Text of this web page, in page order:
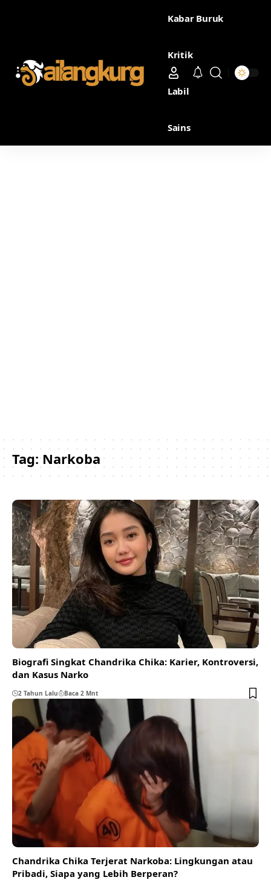
Kabar Buruk
Kritik
Labil
Sains
Tag:Narkoba
Biografi Singkat Chandrika Chika: Karier, Kontroversi,
dan Kasus Narko
2 Tahun Lalu Baca 2 Mnt
Chandrika Chika Terjerat Narkoba: Lingkungan atau
Pribadi, Siapa yang Lebih Berperan?